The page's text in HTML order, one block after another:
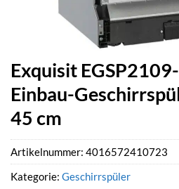
Exquisit
Einbau-
45 cm
Artikelnummer: 4016572410723
Kategorie: Geschirrspüler